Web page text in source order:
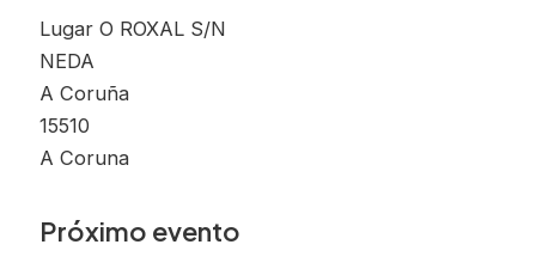
Lugar O ROXAL S/N
NEDA
A Coruña
15510
A Coruna
Próximo evento